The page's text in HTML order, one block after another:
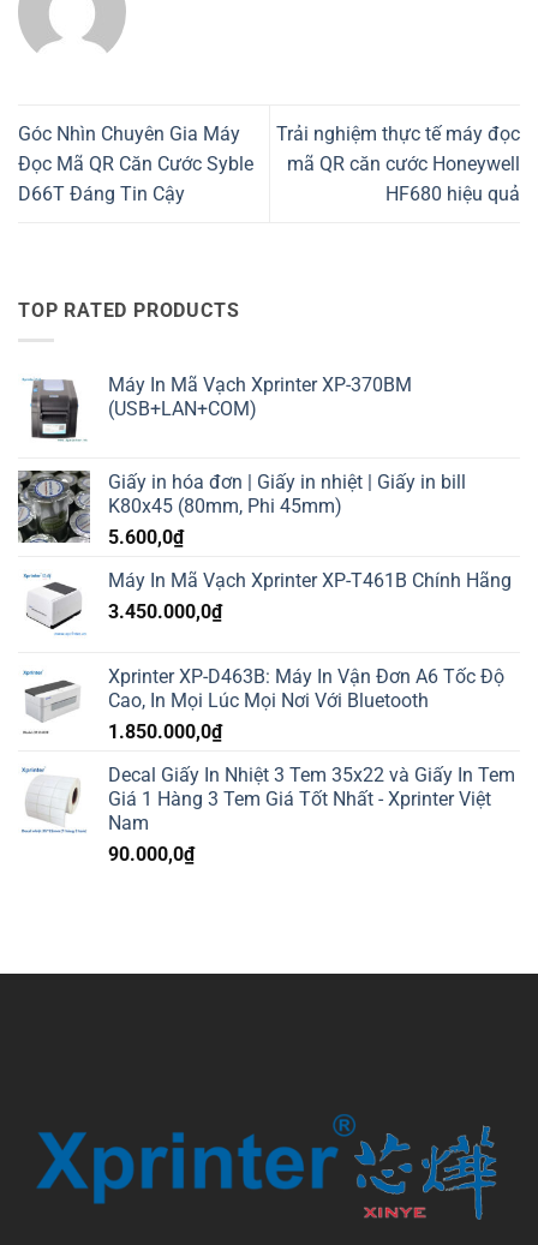
Góc Nhìn Chuyên Gia Máy
Đọc Mã QR Căn Cước Syble
D66T Đáng Tin Cậy
Trải nghiệm thực tế máy đọc
mã QR căn cước Honeywell
HF680 hiệu quả
TOP RATED PRODUCTS
Máy In Mã Vạch Xprinter XP-370BM
(USB+LAN+COM)
Giấy in hóa đơn | Giấy in nhiệt | Giấy in bill
K80x45 (80mm, Phi 45mm)
5.600,0₫
Máy In Mã Vạch Xprinter XP-T461B Chính Hãng
3.450.000,0₫
Xprinter XP-D463B: Máy In Vận Đơn A6 Tốc Độ
Cao, In Mọi Lúc Mọi Nơi Với Bluetooth
1.850.000,0₫
Decal Giấy In Nhiệt 3 Tem 35x22 và Giấy In Tem
Giá 1 Hàng 3 Tem Giá Tốt Nhất - Xprinter Việt
Nam
90.000,0₫